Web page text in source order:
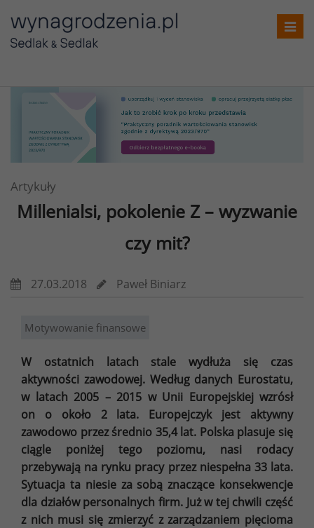
Artykuły
Millenialsi, pokolenie Z – wyzwanie
czy mit?
27.03.2018 Paweł Biniarz
Motywowanie finansowe
W ostatnich latach stale wydłuża się czas
aktywności zawodowej. Według danych Eurostatu,
w latach 2005 – 2015 w Unii Europejskiej wzrósł
on o około 2 lata. Europejczyk jest aktywny
zawodowo przez średnio 35,4 lat. Polska plasuje się
ciągle poniżej tego poziomu, nasi rodacy
przebywają na rynku pracy przez niespełna 33 lata.
Sytuacja ta niesie za sobą znaczące konsekwencje
dla działów personalnych firm. Już w tej chwili część
z nich musi się zmierzyć z zarządzaniem pięcioma